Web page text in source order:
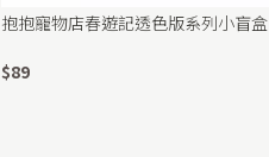
抱抱寵物店春遊記透色版系列小盲盒
$89